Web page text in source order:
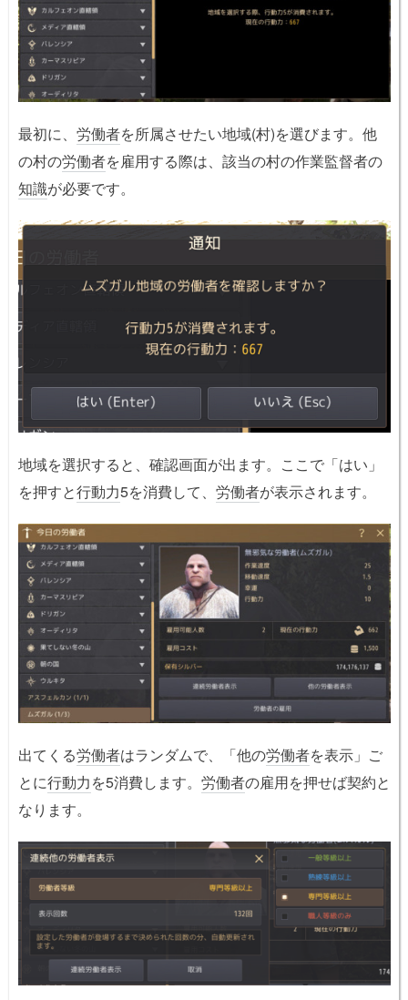
最初に、 労働者を所属させたい地域(村)を選びます。他
の村の労働者を雇用する際は、該当の村の作業監督者の
知識が必要です。
地域を選択すると、確認画面が出ます。ここで「はい」
を押すと行動力5を消費して、 労働者が表示されます。
出てくる労働者はランダムで、「他の労働者を表示」ご
とに行動力を5消費します。 労働者の雇用を押せば契約と
なります。